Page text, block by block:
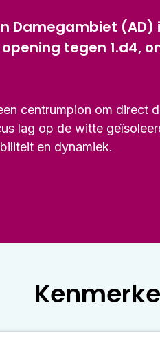
Damegambiet (AD)
tegen 1.d4,
centrumpion om direct
lag op de witte
en dynamiek.